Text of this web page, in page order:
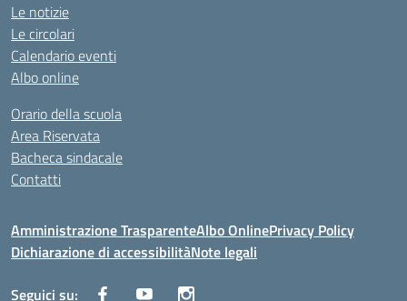
Le notizie
Le circolari
Calendario eventi
Albo online
Orario della scuola
Area Riservata
Bacheca sindacale
Contatti
Amministrazione TrasparenteAlbo OnlinePrivacy Policy
Dichiarazione di accessibilitàNote legali
Seguici su: